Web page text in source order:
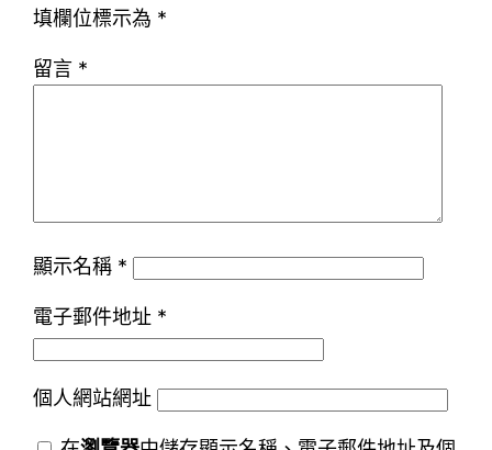
填欄位標示為 *
留言 *
顯示名稱 *
電子郵件地址 *
個人網站網址